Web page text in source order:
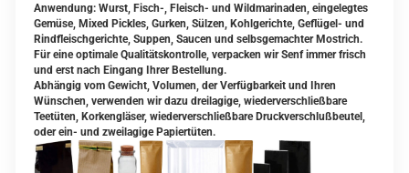
Anwendung: Wurst, Fisch-, Fleisch- und Wildmarinaden, eingelegtes
Gemüse, Mixed Pickles, Gurken, Sülzen, Kohlgerichte, Geflügel- und
Rindfleischgerichte, Suppen, Saucen und selbsgemachter Mostrich.
Für eine optimale Qualitätskontrolle, verpacken wir Senf immer frisch
und erst nach Eingang Ihrer Bestellung.
Abhängig vom Gewicht, Volumen, der Verfügbarkeit und Ihren
Wünschen, verwenden wir dazu dreilagige, wiederverschließbare
Teetüten, Korkengläser, wiederverschließbare Druckverschlußbeutel,
oder ein- und zweilagige Papiertüten.